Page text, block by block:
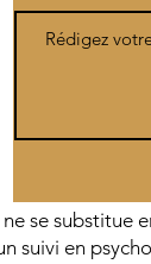
se substitue
suivi en